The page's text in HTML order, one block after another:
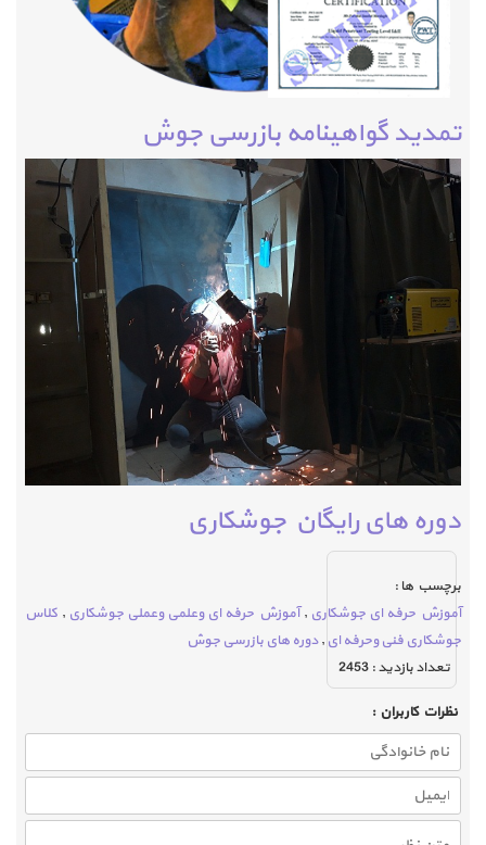
تمدید گواهینامه بازرسی جوش
دوره های رایگان جوشکاری
برچسب ها :
آموزش حرفه ای جوشکاری ,آموزش حرفه ای وعلمی وعملی جوشکاری , کلاس
جوشکاری فنی وحرفه ای ,دوره های بازرسی جوش
تعداد بازديد :2453
نظرات كاربران :